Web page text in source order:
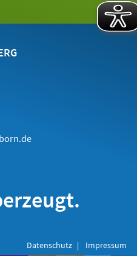
Datenschutz Impressum